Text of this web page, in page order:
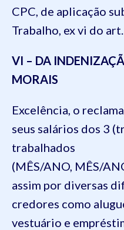
CPC, de aplicação
Trabalho, ex vi do art.
VI – DA
MORAIS
Excelência, o
seus salários dos 3
trabalhados
(MÊS/ANO, MÊS/
assim por diversas
credores como
vestuário e